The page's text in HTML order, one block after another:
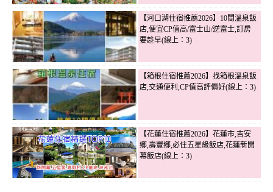
【河口湖住宿推薦2026】10間溫泉飯
店,便宜CP值高/富士山/逆富士,訂房
要趁早(線上：3)
【箱根住宿推薦2026】找箱根溫泉飯
店,交通便利,CP值高評價好(線上：3)
【花蓮住宿推薦2026】花蓮市,吉安
鄉,壽豐鄉,必住五星級飯店,花蓮新開
幕飯店(線上：3)